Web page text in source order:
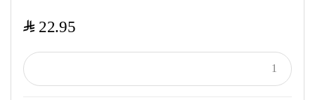
22.95
$